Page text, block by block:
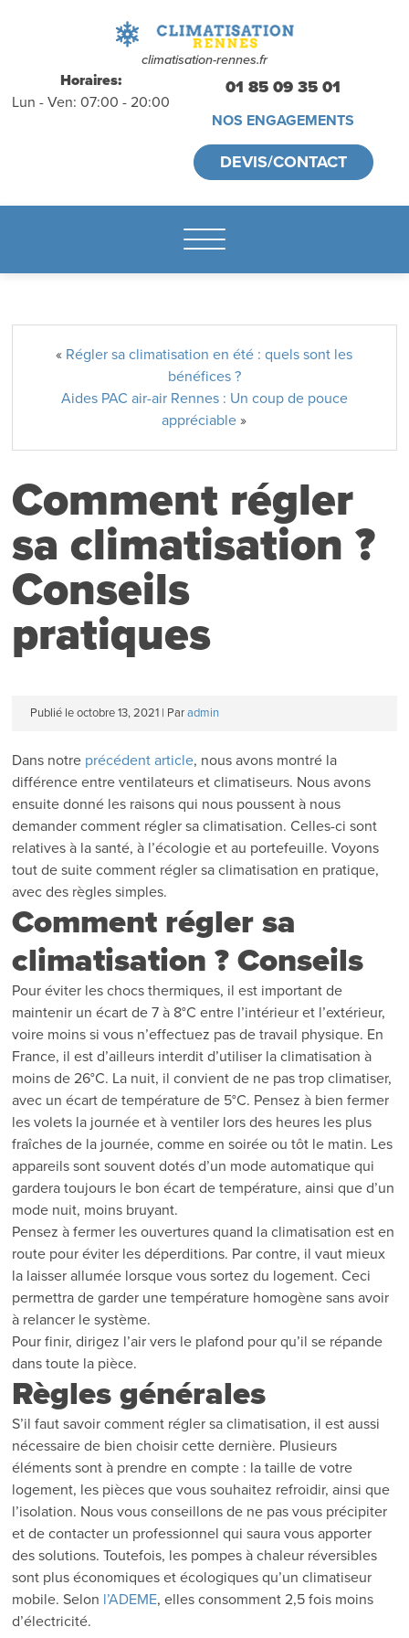
climatisation-rennes.fr
Horaires:
Lun - Ven: 07:00 - 20:00
01 85 09 35 01
NOS ENGAGEMENTS
DEVIS/CONTACT
déplacements
gratuitssans
engagement
appelez-nous :
01.85.09.35.01
« Régler sa climatisation en été : quels sont les
bénéfices ?
Aides PAC air-air Rennes : Un coup de pouce
appréciable »
Comment régler
sa climatisation ?
Conseils
pratiques
Publié le octobre 13, 2021 | Par admin
Dans notre précédent article, nous avons montré la
différence entre ventilateurs et climatiseurs. Nous avons
ensuite donné les raisons qui nous poussent à nous
demander comment régler sa climatisation. Celles-ci sont
relatives à la santé, à l’écologie et au portefeuille. Voyons
tout de suite comment régler sa climatisation en pratique,
avec des règles simples.
Comment régler sa
climatisation ? Conseils
Pour éviter les chocs thermiques, il est important de
maintenir un écart de 7 à 8°C entre l’intérieur et l’extérieur,
voire moins si vous n’effectuez pas de travail physique. En
France, il est d’ailleurs interdit d’utiliser la climatisation à
moins de 26°C. La nuit, il convient de ne pas trop climatiser,
avec un écart de température de 5°C. Pensez à bien fermer
les volets la journée et à ventiler lors des heures les plus
fraîches de la journée, comme en soirée ou tôt le matin. Les
appareils sont souvent dotés d’un mode automatique qui
gardera toujours le bon écart de température, ainsi que d’un
mode nuit, moins bruyant.
Pensez à fermer les ouvertures quand la climatisation est en
route pour éviter les déperditions. Par contre, il vaut mieux
la laisser allumée lorsque vous sortez du logement. Ceci
permettra de garder une température homogène sans avoir
à relancer le système.
Pour finir, dirigez l’air vers le plafond pour qu’il se répande
dans toute la pièce.
Règles générales
S’il faut savoir comment régler sa climatisation, il est aussi
nécessaire de bien choisir cette dernière. Plusieurs
éléments sont à prendre en compte : la taille de votre
logement, les pièces que vous souhaitez refroidir, ainsi que
l’isolation. Nous vous conseillons de ne pas vous précipiter
et de contacter un professionnel qui saura vous apporter
des solutions. Toutefois, les pompes à chaleur réversibles
sont plus économiques et écologiques qu’un climatiseur
mobile. Selon l’ADEME, elles consomment 2,5 fois moins
d’électricité.